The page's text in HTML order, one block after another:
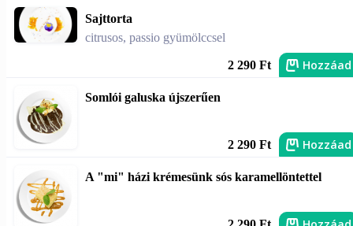
Sajttorta
citrusos, passio gyümölccsel
2 290 Ft Hozzáad
Somlói galuska újszerűen
2 290 Ft Hozzáad
A "mi" házi krémesünk sós karamellöntettel